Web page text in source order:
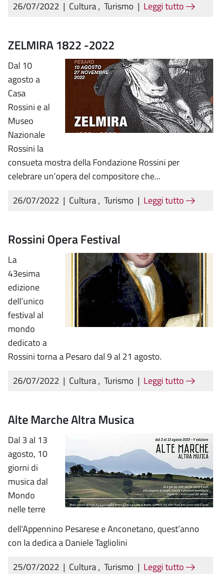
26/07/2022 | Cultura, Turismo | Leggi tutto
ZELMIRA 1822 -2022
Dal 10
agosto a
Casa
Rossini e al
Museo
Nazionale
Rossini la
consueta mostra della Fondazione Rossini per
celebrare un’opera del compositore che...
26/07/2022 | Cultura, Turismo | Leggi tutto
Rossini Opera Festival
La
43esima
edizione
dell’unico
festival al
mondo
dedicato a
Rossini torna a Pesaro dal 9 al 21 agosto.
26/07/2022 | Cultura, Turismo | Leggi tutto
Alte Marche Altra Musica
Dal 3 al 13
agosto, 10
giorni di
musica dal
Mondo
nelle terre
dell'Appennino Pesarese e Anconetano, quest’anno
con la dedica a Daniele Tagliolini
25/07/2022 | Cultura, Turismo | Leggi tutto